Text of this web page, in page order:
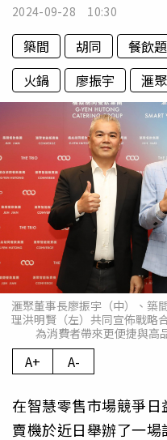
2024-09-28 10:30
築間 胡同 餐飲
火鍋
廖振宇 滙
滙聚董事長廖振宇（中）、築
理洪明賢（左）共同宣佈戰略
為消費者帶來更便捷與高
A+ A-
在智慧零售市場競爭
賣機於近日舉辦了一